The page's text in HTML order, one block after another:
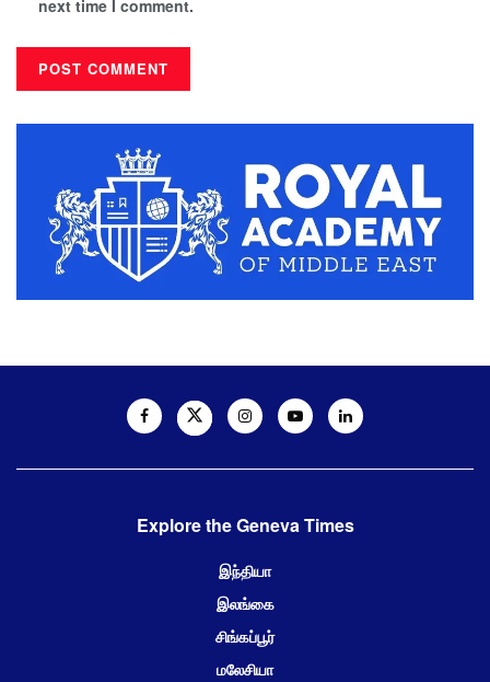
next time I comment.
Explore the Geneva Times
இந்தியா
இலங்கை
சிங்கப்பூர்
மலேசியா